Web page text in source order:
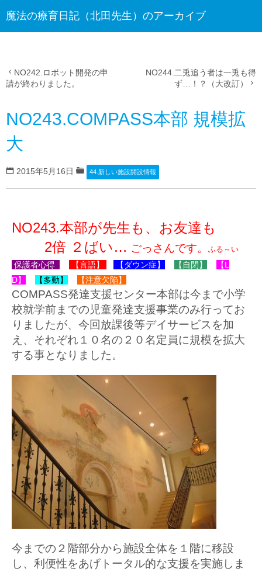
魔法の療育日記（北田先生）のアーカイブ
NO242.ロボット開発の申
請が終わりました。
NO244.二兎追う者は一兎も得
ず…！？（大改訂）
NO243.COMPASS本部 規模拡
大
2015年5月16日 44.新しい施設開設情報
NO243.本部が先生も、お友達も
2倍 ２ばい… ごっさんです。 ふる～い
保護者心得 【言語】 【ダウン症】 【自閉】
【L
D】
【多動】 【注意欠陥】
COMPASS発達支援センター本部は今まで小学
校就学前までの児童発達支援事業のみ行ってお
りましたが、今回放課後等デイサービスを加
え、それぞれ１０名の２０名定員に規模を拡大
する事となりました。
今までの２階部分から施設全体を１階に移設
し、利便性をあげトータル的な支援を実施しま